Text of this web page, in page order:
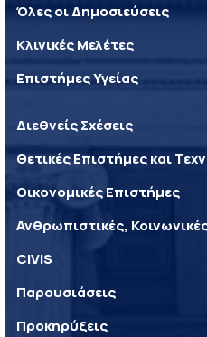
Όλες οι Δημοσιεύσεις
Κλινικές Μελέτες
Επιστήμες Υγείας
Διεθνείς Σχέσεις
Θετικές Επιστήμες και
Οικονομικές Επιστήμες
Ανθρωπιστικές,
CIVIS
Παρουσιάσεις
Προκηρύξεις